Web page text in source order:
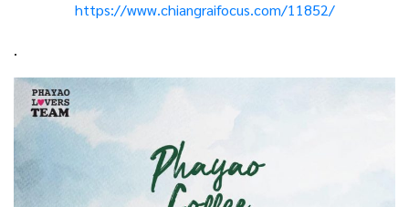
https://www.chiangraifocus.com/11852/
.